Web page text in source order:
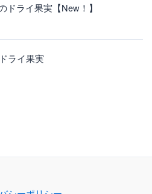
ドライ果実【New！】
ライ果実